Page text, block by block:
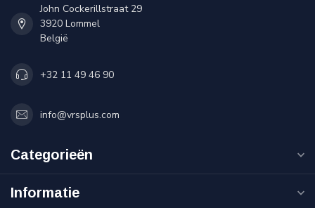
John Cockerillstraat 29
3920 Lommel
België
+32 11 49 46 90
info@vrsplus.com
Categorieën
Informatie